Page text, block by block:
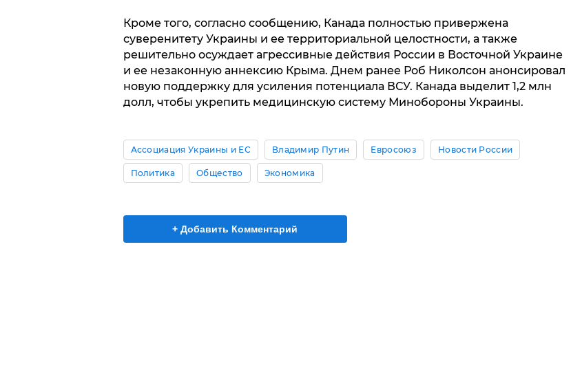
Кроме того, согласно сообщению, Канада полностью привержена
суверенитету Украины и ее территориальной целостности, а также
решительно осуждает агрессивные действия России в Восточной Украине
и ее незаконную аннексию Крыма. Днем ранее Роб Николсон анонсировал
новую поддержку для усиления потенциала ВСУ. Канада выделит 1,2 млн
долл, чтобы укрепить медицинскую систему Минобороны Украины.
Ассоциация Украины и ЕС Владимир Путин Евросоюз Новости России
Политика Общество Экономика
+ Добавить Комментарий